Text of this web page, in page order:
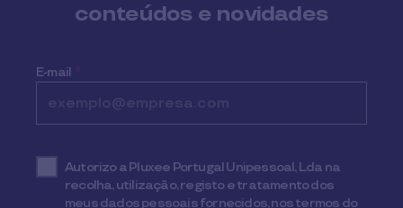
conteúdos e novidades
E-mail *
Autorizo a Pluxee Portugal Unipessoal, Lda na
recolha, utilização, registo e tratamento dos
meus dados pessoais fornecidos, nos termos do